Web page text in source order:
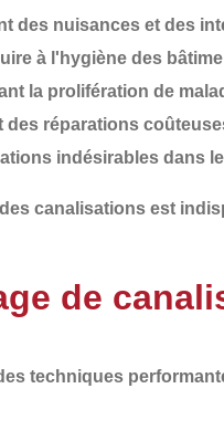
des nuisances et des
à l'hygiène des
la prolifération de
des réparations
indésirables dans
des canalisations est
de
techniques